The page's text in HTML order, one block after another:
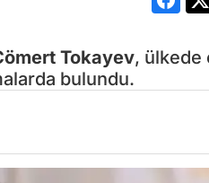
Tokayev, ülkede
bulundu.